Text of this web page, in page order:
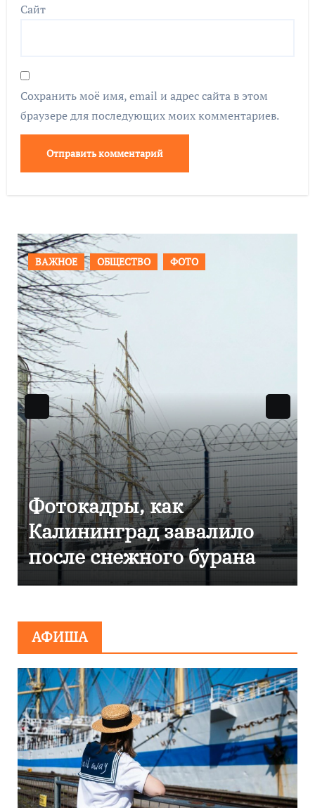
Сайт
Сохранить моё имя, email и адрес сайта в этом
браузере для последующих моих комментариев.
ПРОИСШЕСТВИЯ ФОТО
Фоторепортаж как в
Калининграде
эвакуировали ТЦ из-за
сообщения о
АФИША